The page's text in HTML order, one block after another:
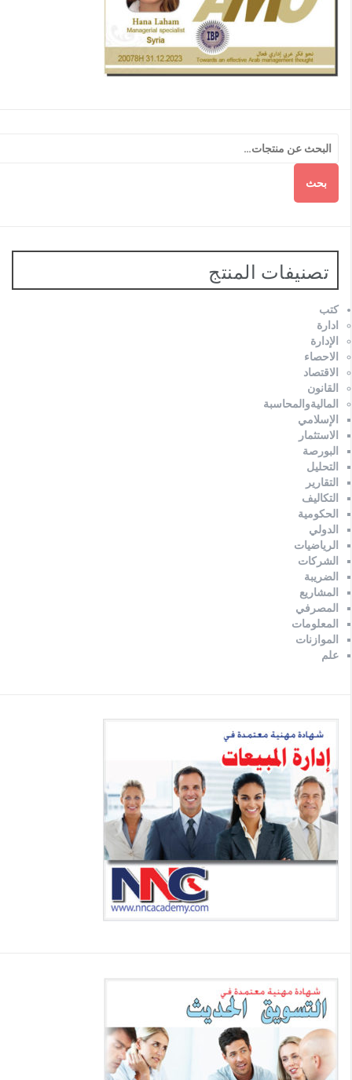
بحث
تصنيفات المنتج
كتب
ادارة
الإدارة
الاحصاء
الاقتصاد
القانون
الماليةوالمحاسبة
الإسلامي
الاستثمار
البورصة
التحليل
التقارير
التكاليف
الحكومية
الدولي
الرياضيات
الشركات
الضريبة
المشاريع
المصرفي
المعلومات
الموازنات
علم